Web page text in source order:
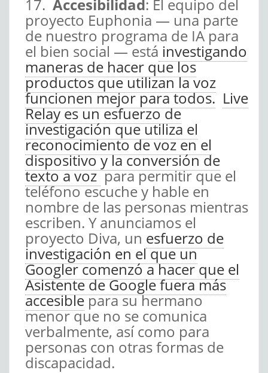
17. Accesibilidad: El equipo del
proyecto Euphonia — una parte
de nuestro programa de IA para
el bien social — está investigando
maneras de hacer que los
productos que utilizan la voz
funcionen mejor para todos. Live
Relay es un esfuerzo de
investigación que utiliza el
reconocimiento de voz en el
dispositivo y la conversión de
texto a vozpara permitir que el
teléfono escuche y hable en
nombre de las personas mientras
escriben. Y anunciamos el
proyecto Diva, un esfuerzo de
investigación en el que un
Googler comenzó a hacer que el
Asistente de Google fuera más
accesiblepara su hermano
menor que no se comunica
verbalmente, así como para
personas con otras formas de
discapacidad.